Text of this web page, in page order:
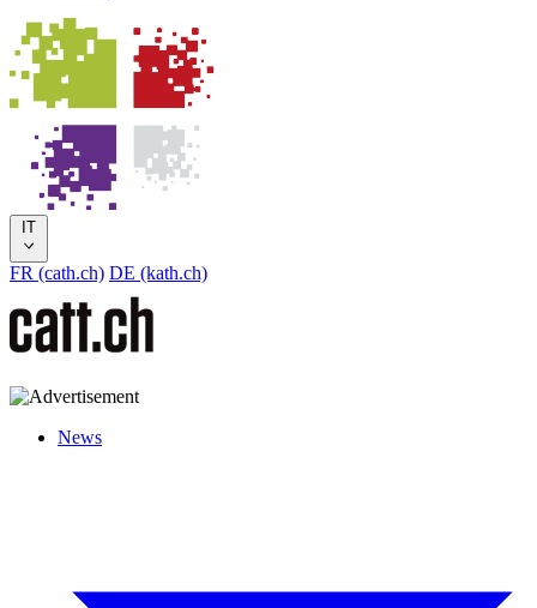
IT
FR (cath.ch) DE (kath.ch)
News